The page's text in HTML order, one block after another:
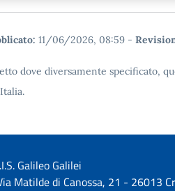
11/06/2026, 08:59 -
dove diversamente specificato,
Galileo Galilei
Matilde di Canossa, 21 - 26013